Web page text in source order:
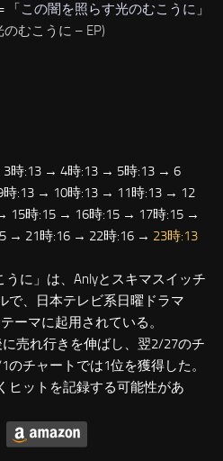
「 この闇を照らす光のむこうに 」
むこうに – EP)
時:13 → 4時:13 → 5時:13 → 6
:13 → 10時:13 → 11時:13 → 12
15時:15 → 16時:15 → 17時:15 →
→ 21時:16 → 22時:16 → 23時:13
に」は、Anlyとスキマスイッチ
で、日本テレビ系日曜ドラマ
ーマに起用されている。
売れ行きを伸ばし、翌2/27のチ
チャートでは1位を獲得した。
ヒットを記録する可能性があ